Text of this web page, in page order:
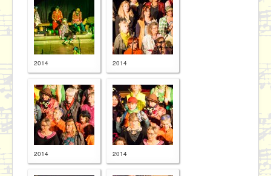
Proben
Kontakt / Datenschutz
2014 2014
2014 2014